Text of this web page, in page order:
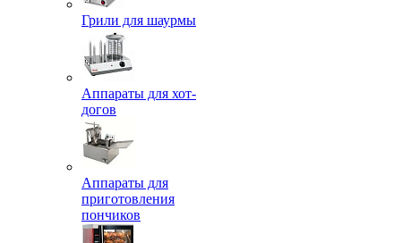
Грили для шаурмы
Аппараты для хот-
догов
Аппараты для
приготовления
пончиков